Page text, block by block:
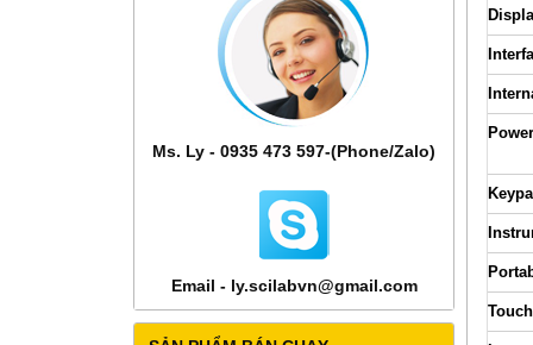
Ms. Ly - 0935 473 597-(Phone/Zalo)
Email - ly.scilabvn@gmail.com